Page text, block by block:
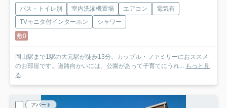
バス・トイレ別 室内洗濯機置場 エアコン
電気有
TVモニタ付インターホン
シャワー
敷0
岡山駅まで1駅の大元駅が徒歩13分。カップル・ファミリーにおススメ
のお部屋です。道路向かいには、公園があって子育てにうれ... もっと見
る
アパート